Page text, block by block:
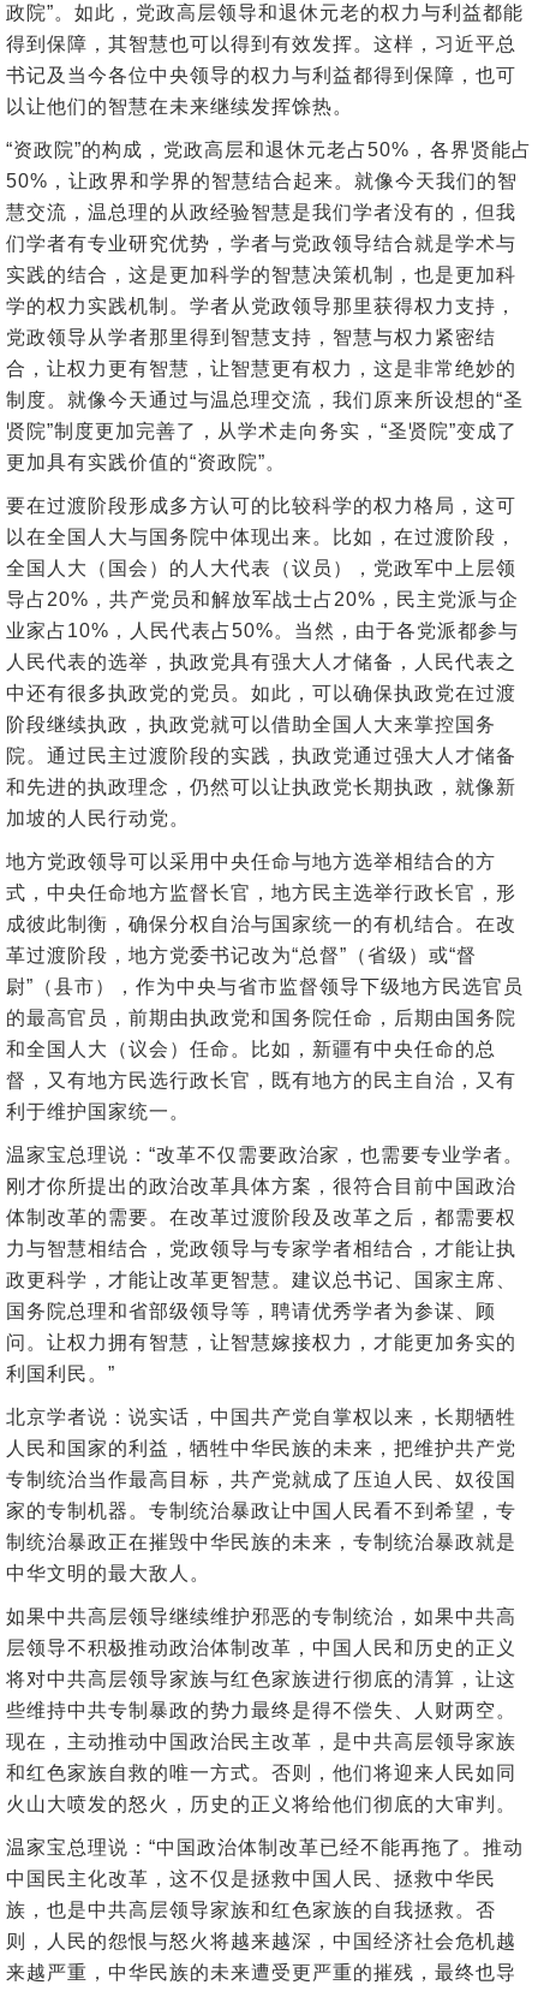
政院”。如此，党政高层领导和退休元老的权力与利益都能
得到保障，其智慧也可以得到有效发挥。这样，习近平总
书记及当今各位中央领导的权力与利益都得到保障，也可
以让他们的智慧在未来继续发挥馀热。
“资政院”的构成，党政高层和退休元老占50%，各界贤能占
50%，让政界和学界的智慧结合起来。就像今天我们的智
慧交流，温总理的从政经验智慧是我们学者没有的，但我
们学者有专业研究优势，学者与党政领导结合就是学术与
实践的结合，这是更加科学的智慧决策机制，也是更加科
学的权力实践机制。学者从党政领导那里获得权力支持，
党政领导从学者那里得到智慧支持，智慧与权力紧密结
合，让权力更有智慧，让智慧更有权力，这是非常绝妙的
制度。就像今天通过与温总理交流，我们原来所设想的“圣
贤院”制度更加完善了，从学术走向务实，“圣贤院”变成了
更加具有实践价值的“资政院”。
要在过渡阶段形成多方认可的比较科学的权力格局，这可
以在全国人大与国务院中体现出来。比如，在过渡阶段，
全国人大（国会）的人大代表（议员），党政军中上层领
导占20%，共产党员和解放军战士占20%，民主党派与企
业家占10%，人民代表占50%。当然，由于各党派都参与
人民代表的选举，执政党具有强大人才储备，人民代表之
中还有很多执政党的党员。如此，可以确保执政党在过渡
阶段继续执政，执政党就可以借助全国人大来掌控国务
院。通过民主过渡阶段的实践，执政党通过强大人才储备
和先进的执政理念，仍然可以让执政党长期执政，就像新
加坡的人民行动党。
地方党政领导可以采用中央任命与地方选举相结合的方
式，中央任命地方监督长官，地方民主选举行政长官，形
成彼此制衡，确保分权自治与国家统一的有机结合。在改
革过渡阶段，地方党委书记改为“总督”（省级）或“督
尉”（县市），作为中央与省市监督领导下级地方民选官员
的最高官员，前期由执政党和国务院任命，后期由国务院
和全国人大（议会）任命。比如，新疆有中央任命的总
督，又有地方民选行政长官，既有地方的民主自治，又有
利于维护国家统一。
温家宝总理说：“改革不仅需要政治家，也需要专业学者。
刚才你所提出的政治改革具体方案，很符合目前中国政治
体制改革的需要。在改革过渡阶段及改革之后，都需要权
力与智慧相结合，党政领导与专家学者相结合，才能让执
政更科学，才能让改革更智慧。建议总书记、国家主席、
国务院总理和省部级领导等，聘请优秀学者为参谋、顾
问。让权力拥有智慧，让智慧嫁接权力，才能更加务实的
利国利民。”
北京学者说：说实话，中国共产党自掌权以来，长期牺牲
人民和国家的利益，牺牲中华民族的未来，把维护共产党
专制统治当作最高目标，共产党就成了压迫人民、奴役国
家的专制机器。专制统治暴政让中国人民看不到希望，专
制统治暴政正在摧毁中华民族的未来，专制统治暴政就是
中华文明的最大敌人。
如果中共高层领导继续维护邪恶的专制统治，如果中共高
层领导不积极推动政治体制改革，中国人民和历史的正义
将对中共高层领导家族与红色家族进行彻底的清算，让这
些维持中共专制暴政的势力最终是得不偿失、人财两空。
现在，主动推动中国政治民主改革，是中共高层领导家族
和红色家族自救的唯一方式。否则，他们将迎来人民如同
火山大喷发的怒火，历史的正义将给他们彻底的大审判。
温家宝总理说：“中国政治体制改革已经不能再拖了。推动
中国民主化改革，这不仅是拯救中国人民、拯救中华民
族，也是中共高层领导家族和红色家族的自我拯救。否
则，人民的怨恨与怒火将越来越深，中国经济社会危机越
来越严重，中华民族的未来遭受更严重的摧残，最终也导